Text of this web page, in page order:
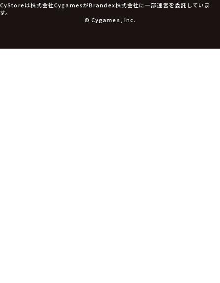
CyStoreは株式会社CygamesがBrandex株式会社に一部運営を委託していま
す。
© Cygames, Inc.